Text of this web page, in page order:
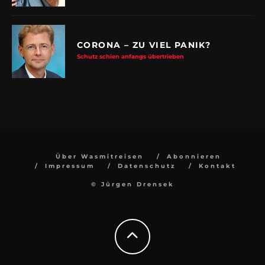
CORONA – ZU VIEL PANIK?
Schutz schien anfangs übertrieben
Über Wasmitreisen
Abonnieren
Impressum
Datenschutz Kontakt
© Jürgen Drensek